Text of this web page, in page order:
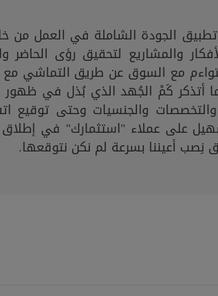
الجودة الشاملة في العمل من
والمشاريع لتحقيق رؤى الحاضر
مع السوق عن طريق التماشي مع
أتذكر كَمْ الجُهد الذي بُذل في
والجنسيات وحتى توقيع
على عملاء "استثمارك" في
نِصب أعيننا بسرعة لم نكن نتوقعها.